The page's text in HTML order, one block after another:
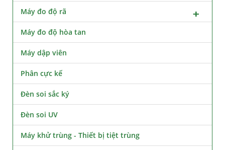
Máy đo độ rã
Máy đo độ hòa tan
Máy dập viên
Phân cực kế
Đèn soi sắc ký
Đèn soi UV
Máy khử trùng - Thiết bị tiệt trùng